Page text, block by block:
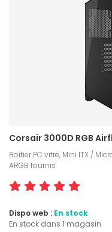
Corsair 3000D RGB
Boîtier PC vitré, Mini ITX /
ARGB fournis
Dispo web : En stock
En stock dans 1 magasin